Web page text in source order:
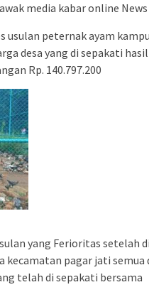
media kabar online News
usulan peternak ayam
desa yang di sepakati
Rp. 140.797.200
yang Ferioritas setelah
kecamatan pagar jati
telah di sepakati bersama